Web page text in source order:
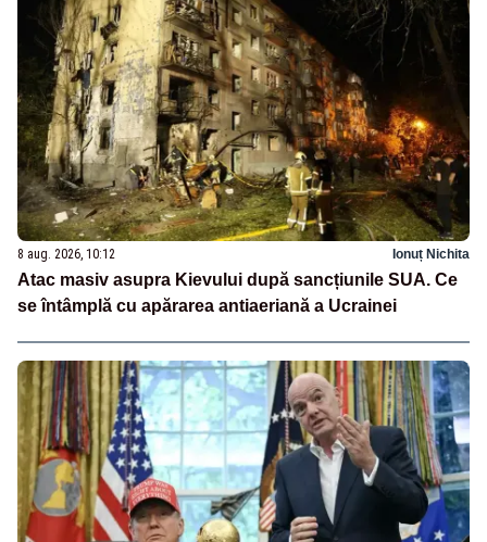
8 aug. 2026, 10:12 Ionuț Nichita
Atac masiv asupra Kievului după sancțiunile SUA. Ce
se întâmplă cu apărarea antiaeriană a Ucrainei